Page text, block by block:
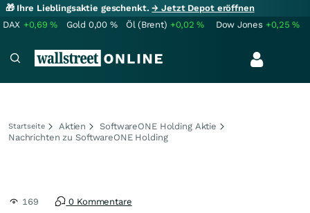
🎁 Ihre Lieblingsaktie geschenkt.→ Jetzt Depot eröffnen
DAX +0,69% Gold 0,00 % Öl (Brent) +0,02% Dow Jones +0,25%
Startseite Aktien
SoftwareONE Holding Aktie
Nachrichten zu SoftwareONE Holding
169 0 Kommentare